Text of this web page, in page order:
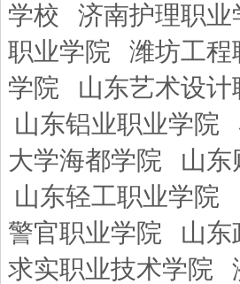
学校
济南护理职业
职业学院
潍坊工程
学院
山东艺术设计
山东铝业职业学院
大学海都学院
山东
山东轻工职业学院
警官职业学院
山东
求实职业技术学院